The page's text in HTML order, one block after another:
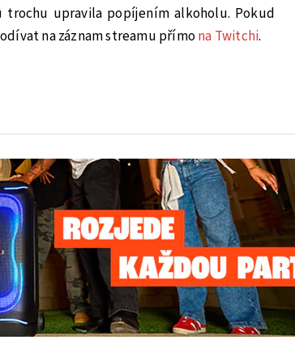
upravila popíjením alkoholu. Pokud
na záznam streamu přímona Twitchi.